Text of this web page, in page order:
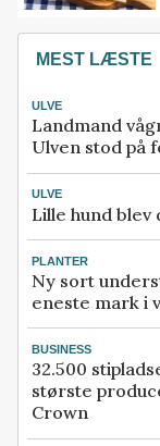
MEST LÆSTE
ULVE
Landmand
Ulven stod på
ULVE
Lille hund
PLANTER
Ny sort
eneste mark i
BUSINESS
32.500
største
Crown